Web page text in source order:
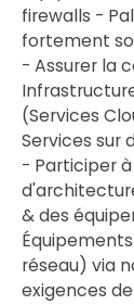
firewalls -
fortement
- Assurer la
(Services
Services sur
- Participer
& des
réseau) via
exigences